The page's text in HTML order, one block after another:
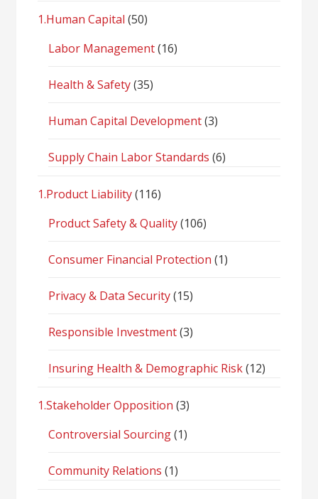
1.Human Capital (50)
Labor Management(16)
Health & Safety(35)
Human Capital Development(3)
Supply Chain Labor Standards (6)
1.Product Liability(116)
Product Safety & Quality(106)
Consumer Financial Protection (1)
Privacy & Data Security(15)
Responsible Investment(3)
Insuring Health & Demographic Risk(12)
1.Stakeholder Opposition (3)
Controversial Sourcing(1)
Community Relations (1)